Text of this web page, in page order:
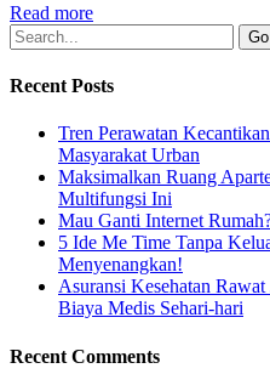
Read more
Recent Posts
Tren Perawatan
Masyarakat Urban
Maksimalkan Ruang
Multifungsi Ini
Mau Ganti Internet
5 Ide Me Time Tanpa
Menyenangkan!
Asuransi Kesehatan
Biaya Medis Sehari-hari
Recent Comments